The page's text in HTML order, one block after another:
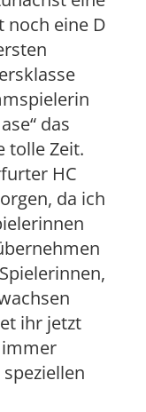
noch eine D
das
tolle Zeit.
HC
da ich
ihr jetzt
immer